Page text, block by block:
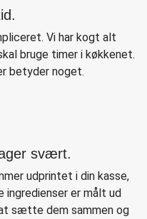
Vi har kogt alt
bruge timer i køkkenet.
betyder noget.
svært.
udprintet i din kasse,
er målt ud
sætte dem sammen og